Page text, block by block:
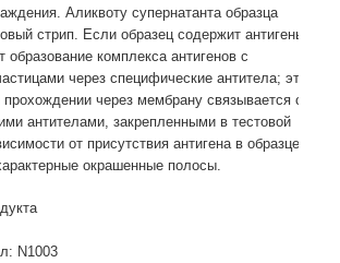
Аликвоту супернатанта образца
стрип. Если образец содержит антигены,
образование комплекса антигенов с
через специфические антитела; этот
через мембрану связывается со
антителами, закрепленными в тестовой
от присутствия антигена в образце
окрашенные полосы.
N1003